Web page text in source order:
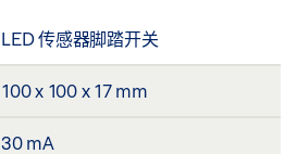
LED 传感器脚踏开关
100 x 100 x 17 mm
30 mA